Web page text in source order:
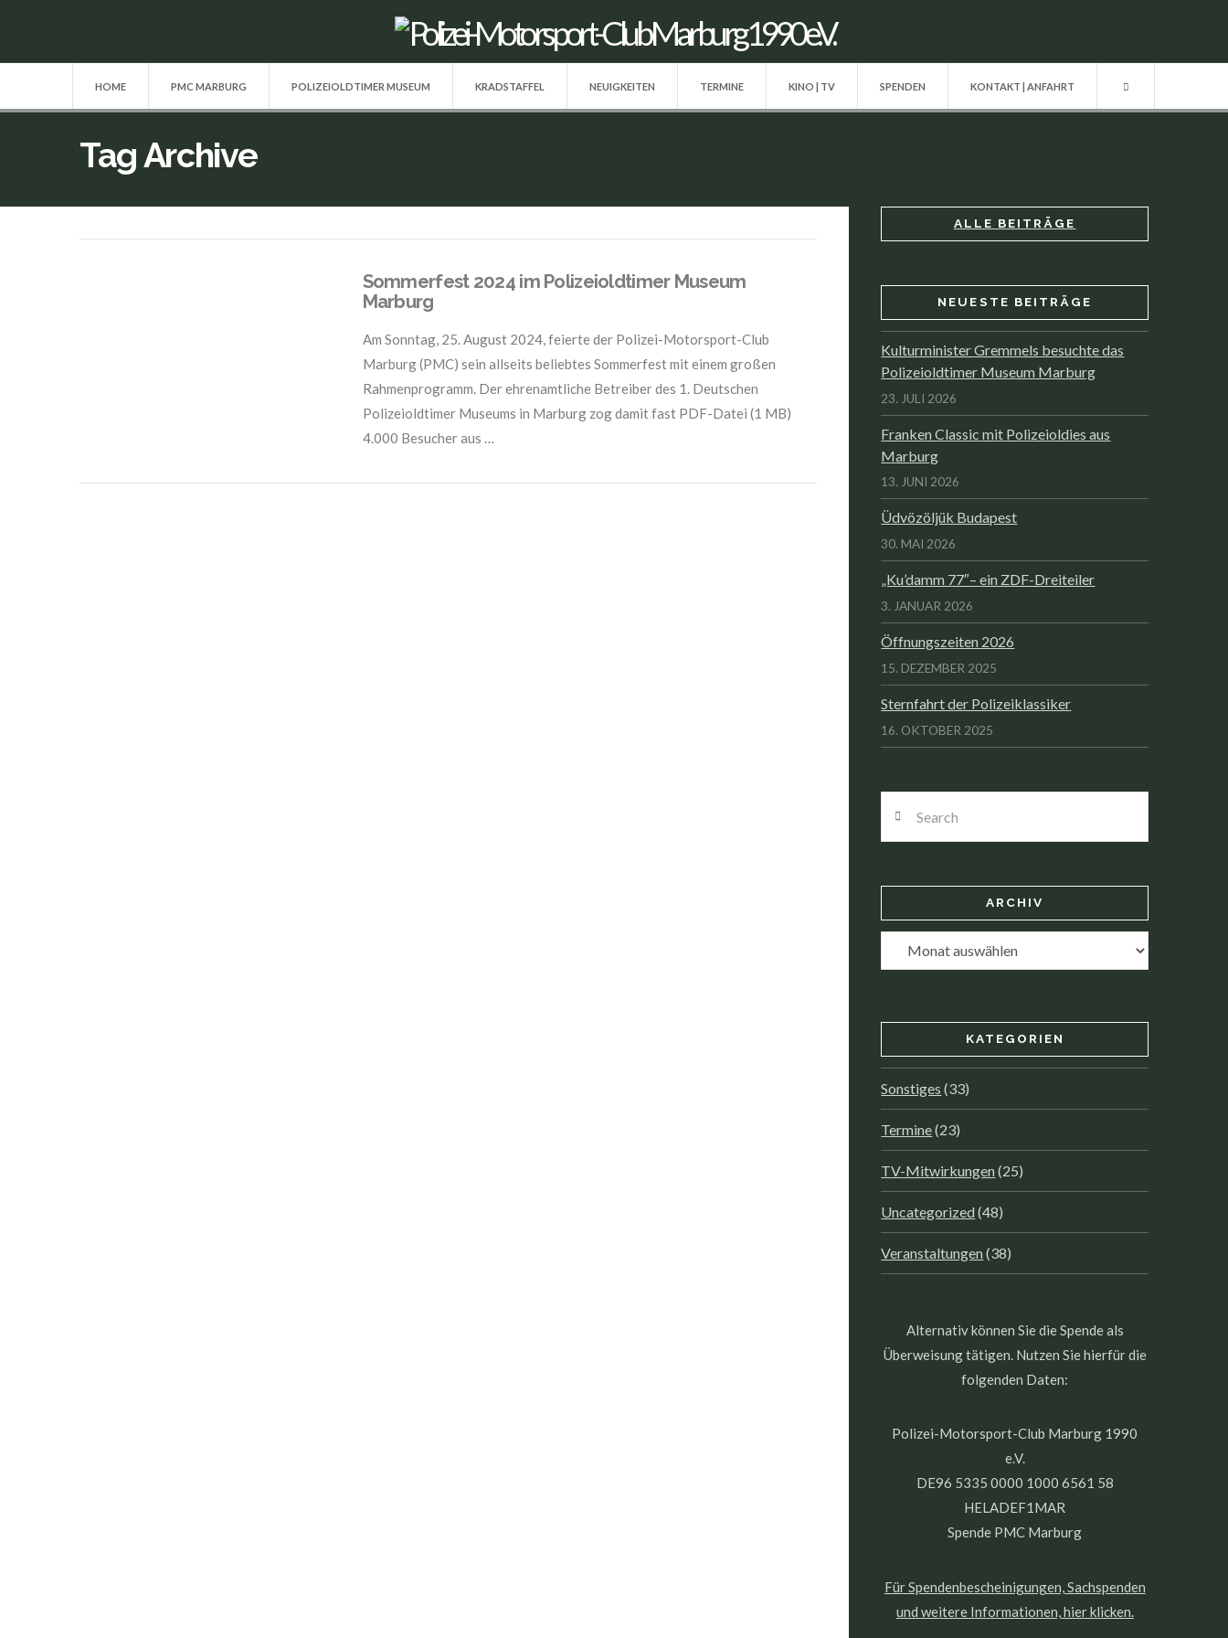
HOME PMC MARBURG POLIZEIOLDTIMER MUSEUM KRADSTAFFEL NEUIGKEITEN TERMINE KINO | TV SPENDEN KONTAKT | ANFAHRT
Tag Archive
Sommerfest 2024 im Polizeioldtimer Museum
Marburg
Am Sonntag, 25. August 2024, feierte der Polizei-Motorsport-Club
Marburg (PMC) sein allseits beliebtes Sommerfest mit einem großen
Rahmenprogramm. Der ehrenamtliche Betreiber des 1. Deutschen
Polizeioldtimer Museums in Marburg zog damit fast PDF-Datei (1 MB)
4.000 Besucher aus …
ALLE BEITRÄGE
NEUESTE BEITRÄGE
Kulturminister Gremmels besuchte das
Polizeioldtimer Museum Marburg
23. JULI 2026
Franken Classic mit Polizeioldies aus
Marburg
13. JUNI 2026
Üdvözöljük Budapest
30. MAI 2026
„Ku’damm 77″– ein ZDF-Dreiteiler
3. JANUAR 2026
Öffnungszeiten 2026
15. DEZEMBER 2025
Sternfahrt der Polizeiklassiker
16. OKTOBER 2025
ARCHIV
Archiv
KATEGORIEN
Sonstiges (33)
Termine(23)
TV-Mitwirkungen(25)
Uncategorized(48)
Veranstaltungen(38)
Alternativ können Sie die Spende als
Überweisung tätigen. Nutzen Sie hierfür die
folgenden Daten:
Polizei-Motorsport-Club Marburg 1990
e.V.
DE96 5335 0000 1000 6561 58
HELADEF1MAR
Spende PMC Marburg
Für Spendenbescheinigungen, Sachspenden
und weitere Informationen, hier klicken.